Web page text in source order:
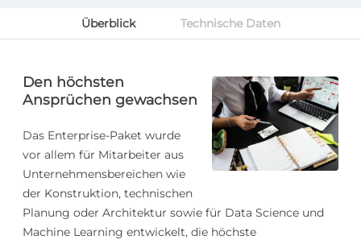
Überblick Technische Daten
Den höchsten
Ansprüchen gewachsen
Das Enterprise-Paket wurde
vor allem für Mitarbeiter aus
Unternehmensbereichen wie
der Konstruktion, technischen
Planung oder Architektur sowie für Data Science und
Machine Learning entwickelt, die höchste